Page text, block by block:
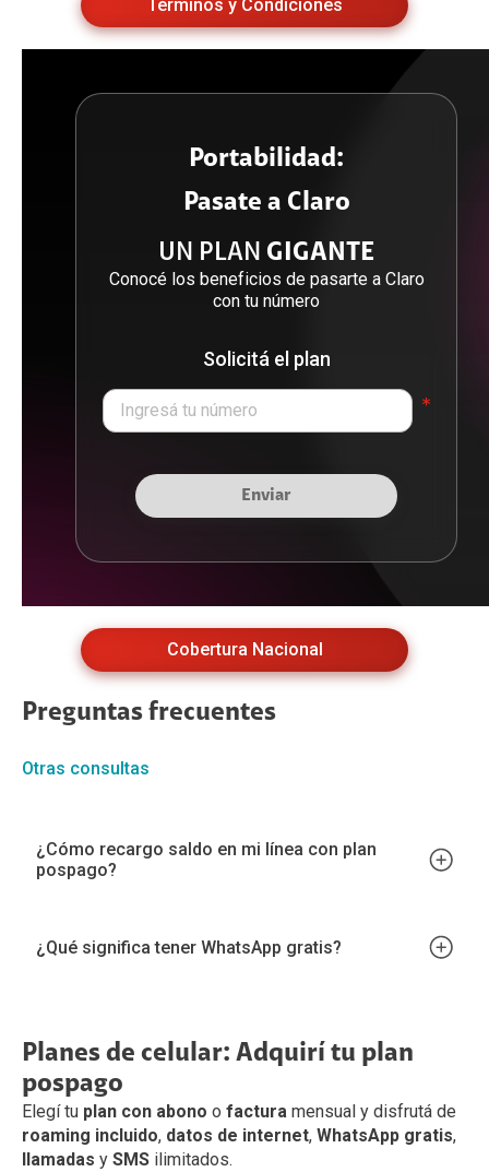
Términos y Condiciones
Portabilidad:
Pasate a Claro
UN PLAN GIGANTE
Conocé los beneficios de pasarte a Claro
con tu número
Solicitá el plan
Ingresá tu número *
Enviar
Cobertura Nacional
Preguntas frecuentes
Otras consultas
¿Cómo recargo saldo en mi línea con plan
pospago?
¿Qué significa tener WhatsApp gratis?
Planes de celular: Adquirí tu plan
pospago
Elegí tu plan con abono o factura mensual y disfrutá de
roaming incluido, datos de internet, WhatsApp gratis,
llamadas y SMS ilimitados.